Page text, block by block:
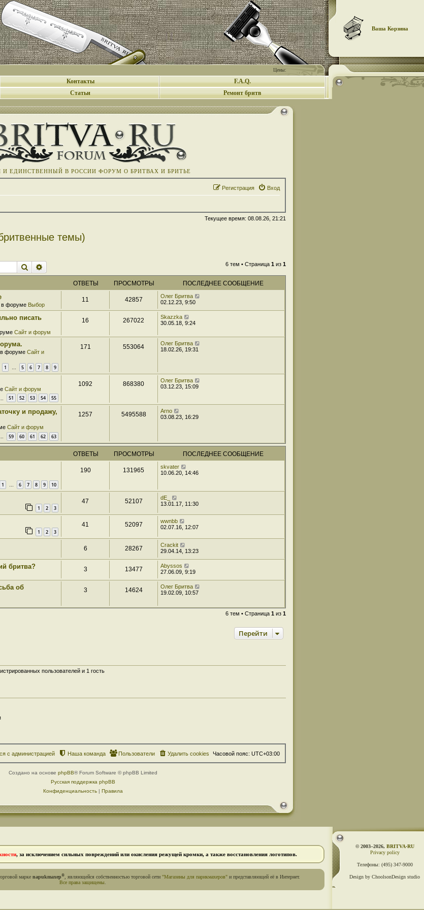
Цены:
Ваша Корзина
Контакты
F.A.Q.
Статьи Ремонт бритв
И ЕДИНСТВЕННЫЙ В РОССИИ ФОРУМ О БРИТВАХ И БРИТЬЕ
Вход
Регистрация
Текущее время: 08.08.26, 21:21
темы)
Поиск 6 тем • Страница 1 из 1
ОТВЕТЫ ПРОСМОТРЫ ПОСЛЕДНЕЕ СООБЩЕНИЕ
в форуме Выбор
11 42857
Олег Бритва
02.12.23, 9:50
писать
Сайт и форум
16 267022
Skazzka
30.05.18, 9:24
в форуме Сайт и
1 … 5 6 7 8 9
171 553064
Олег Бритва
18.02.26, 19:31
Сайт и форум
51 52 53 54 55
1092 868380
Олег Бритва
03.12.23, 15:09
и продажу,
Сайт и форум
… 59 60 61 62 63
1257 5495588
Arno
03.08.23, 16:29
ОТВЕТЫ ПРОСМОТРЫ ПОСЛЕДНЕЕ СООБЩЕНИЕ
1 … 6 7 8 9 10
190 131965
skvater
10.06.20, 14:46
1 2 3
47 52107
dE_
13.01.17, 11:30
1 2 3
41 52097
wwnbb
02.07.16, 12:07
6 28267
Crackit
29.04.14, 13:23
бритва? 3 13477
Abyssos
27.06.09, 9:19
об
3 14624
Олег Бритва
19.02.09, 10:57
6 тем • Страница 1 из 1
Перейти
пользователей и 1 гость
Часовой пояс: UTC+03:00
Удалить cookies
Пользователи
Наша команда
с администрацией
Создано на основе phpBB® Forum Software © phpBB Limited
Русская поддержка phpBB
Конфиденциальность| Правила
, за исключением сильных повреждений или окисления режущей кромки, а также восстановления логотипов.
марке napukmaxep® , являющейся собственностью торговой сети "Магазины для парикмахеров" и представляющей её в Интернет.
Все права защищены
© 2003–2026, BRITVA·RU
Privacy policy
Телефоны: (495) 347-9000
Design by ChoolsonDesign studio